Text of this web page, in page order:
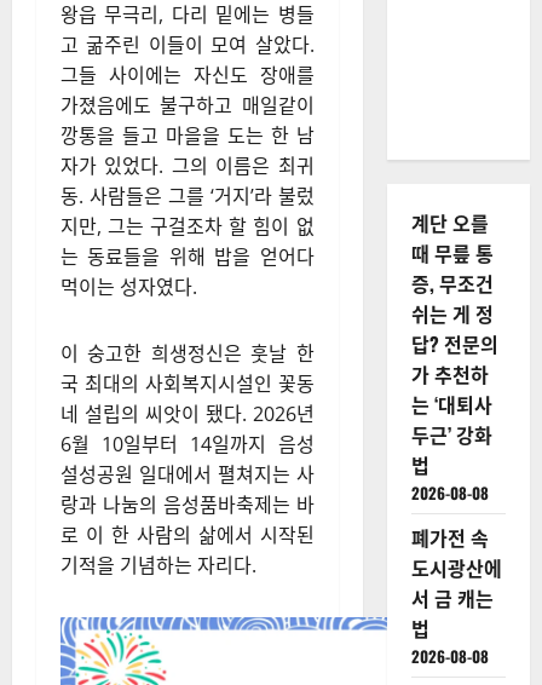
왕읍 무극리, 다리 밑에는 병들
고 굶주린 이들이 모여 살았다.
그들 사이에는 자신도 장애를
가졌음에도 불구하고 매일같이
깡통을 들고 마을을 도는 한 남
자가 있었다. 그의 이름은 최귀
동. 사람들은 그를 ‘거지’라 불렀
지만, 그는 구걸조차 할 힘이 없
는 동료들을 위해 밥을 얻어다
먹이는 성자였다.
이 숭고한 희생정신은 훗날 한
국 최대의 사회복지시설인 꽃동
네 설립의 씨앗이 됐다. 2026년
6월 10일부터 14일까지 음성
설성공원 일대에서 펼쳐지는 사
랑과 나눔의 음성품바축제는 바
로 이 한 사람의 삶에서 시작된
기적을 기념하는 자리다.
계단 오를
때 무릎 통
증, 무조건
쉬는 게 정
답? 전문의
가 추천하
는 ‘대퇴사
두근’ 강화
법
2026-08-08
폐가전 속
도시광산에
서 금 캐는
법
2026-08-08